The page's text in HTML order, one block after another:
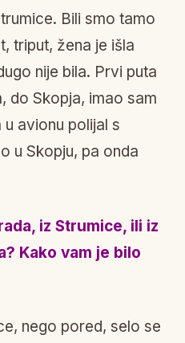
Bili smo tamo
triput, žena je išla
nije bila. Prvi puta
do Skopja, imao sam
avionu polijal s
u Skopju, pa onda
iz Strumice, ili iz
Kako vam je bilo
nego pored, selo se